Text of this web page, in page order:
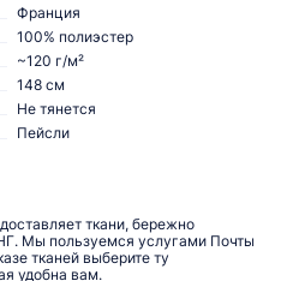
Франция
100% полиэстер
~120 г/м²
148 см
Не тянется
Пейсли
ткани, бережно
Мы пользуемся услугами Почты
тканей выберите ту
удобна вам.